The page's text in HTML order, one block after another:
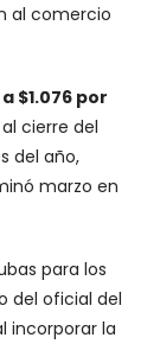
al comercio
$1.076 por
cierre del
del año,
marzo en
para los
del oficial del
incorporar la